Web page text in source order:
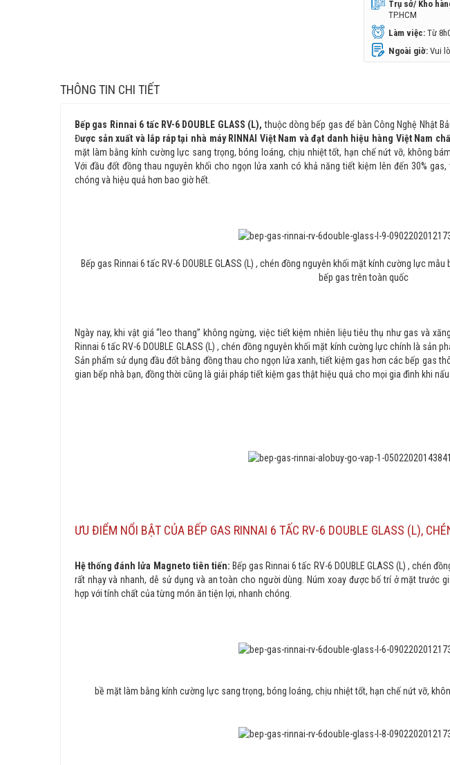
Trụ sở/ Kho
TP.HCM
Làm việc:Từ
Ngoài giờ:Vui
THÔNG TIN CHI TIẾT
Bếp gas Rinnai 6 tấc RV-6 DOUBLE GLASS (L), thuộc dòng bếp gas để bàn Công Nghệ Nhật
Được sản xuất và lắp ráp tại nhà máy RINNAI Việt Nam và đạt danh hiệu hàng Việt Nam
mặt làm bằng kính cường lực sang trọng, bóng loáng, chịu nhiệt tốt, hạn chế nứt vỡ, không
Với đầu đốt đồng thau nguyên khối cho ngọn lửa xanh có khả năng tiết kiệm lên đến 30%
chóng và hiệu quả hơn bao giờ hết.
Bếp gas Rinnai 6 tấc RV-6 DOUBLE GLASS (L) , chén đồng nguyên khối mặt kính cường lực mẫu
bếp gas trên toàn quốc
Ngày nay, khi vật giá “leo thang” không ngừng, việc tiết kiệm nhiên liệu tiêu thụ như gas và
Rinnai 6 tấc RV-6 DOUBLE GLASS (L) , chén đồng nguyên khối mặt kính cường lực chính là sản
Sản phẩm sử dụng đầu đốt bằng đồng thau cho ngọn lửa xanh, tiết kiệm gas hơn các bếp gas
gian bếp nhà bạn, đồng thời cũng là giải pháp tiết kiệm gas thật hiệu quả cho mọi gia đình khi nấu
ƯU ĐIỂM NỔI BẬT CỦA BẾP GAS RINNAI 6 TẤC RV-6 DOUBLE GLASS (L),
Hệ thống đánh lửa Magneto tiên tiến: Bếp gas Rinnai 6 tấc RV-6 DOUBLE GLASS (L) , chén
rất nhạy và nhanh, dễ sử dụng và an toàn cho người dùng. Núm xoay được bố trí ở mặt trước
hợp với tính chất của từng món ăn tiện lợi, nhanh chóng.
bề mặt làm bằng kính cường lực sang trọng, bóng loáng, chịu nhiệt tốt, hạn chế nứt vỡ,